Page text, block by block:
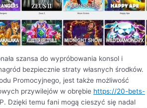
szansa do wypróbowania konsol i
bezpiecznie straty własnych środków.
Promocyjnego, jest także możliwość
przywilejów w obrębie https://20-bets-
Dzięki temu fani mogą cieszyć się nadal